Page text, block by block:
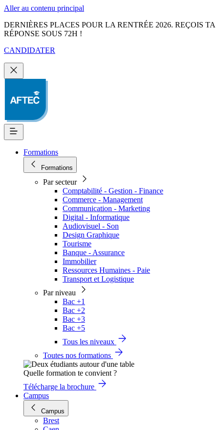
Aller au contenu principal
DERNIÈRES PLACES POUR LA RENTRÉE 2026. REÇOIS TA
RÉPONSE SOUS 72H !
CANDIDATER
Formations
Formations
Par secteur
Comptabilité - Gestion - Finance
Commerce - Management
Communication - Marketing
Digital - Informatique
Audiovisuel - Son
Design Graphique
Tourisme
Banque - Assurance
Immobilier
Ressources Humaines - Paie
Transport et Logistique
Par niveau
Bac +1
Bac +2
Bac +3
Bac +5
Tous les niveaux
Toutes nos formations
Quelle formation te convient ?
Télécharge la brochure
Campus
Campus
Brest